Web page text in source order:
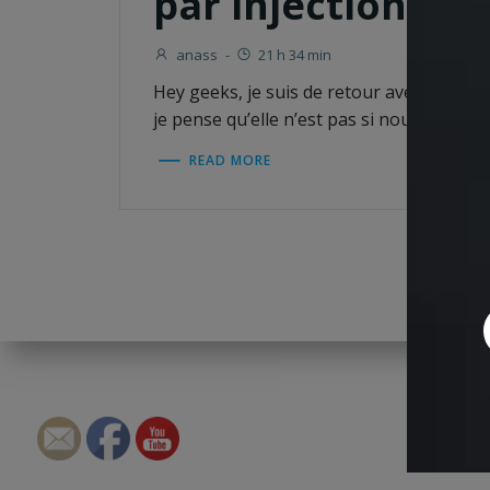
anass - 21 h 34 min
Hey geeks, je suis de retour avec une
je pense qu’elle n’est pas si nouvelle […]
READ MORE